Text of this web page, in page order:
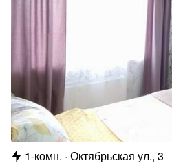
1-комн. Октябрьская ул., 3